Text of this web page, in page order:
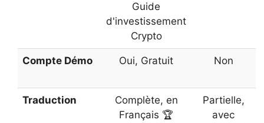
Guide
d'investissement
Crypto
Compte Démo Oui, Gratuit Non
Traduction
Complète, en
Français 🏆
Partielle,
avec